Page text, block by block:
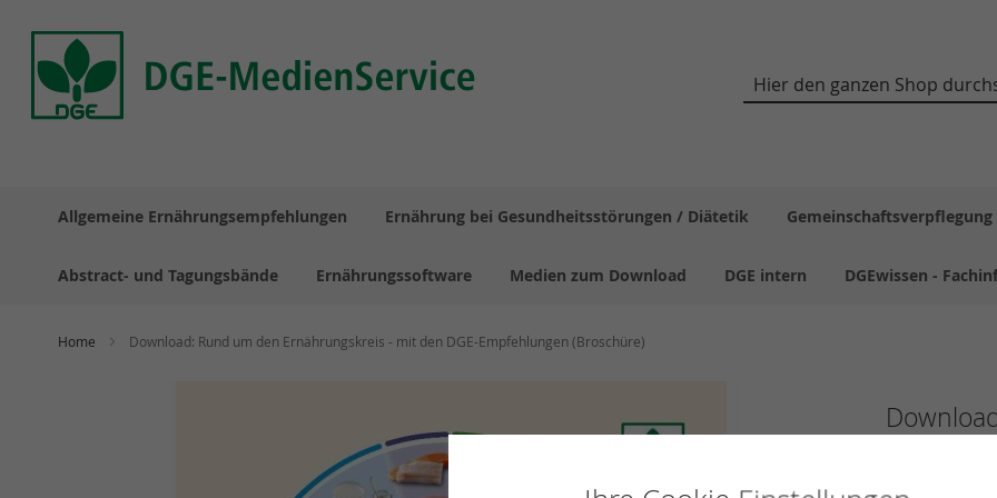
zum
Inhalt
Suche
Allgemeine Ernährungsempfehlungen Ernährung bei Gesundheitsstörungen / Diätetik Gemeinschaftsverpflegung
Abstract- und Tagungsbände Ernährungssoftware Medien zum Download DGE intern DGEwissen -
Home Download: Rund um den Ernährungskreis - mit den DGE-Empfehlungen (Broschüre)
den